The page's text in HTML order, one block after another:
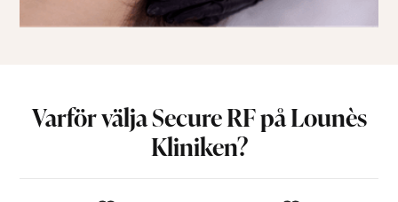
Varför välja Secure RF på Lounès
Kliniken?